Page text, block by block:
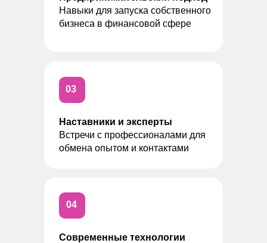
Наставники и эксперты
Встречи с профессионалами для
обмена опытом и контактами
03
Навыки для запуска собственного
бизнеса в финансовой сфере
Современные технологии
04